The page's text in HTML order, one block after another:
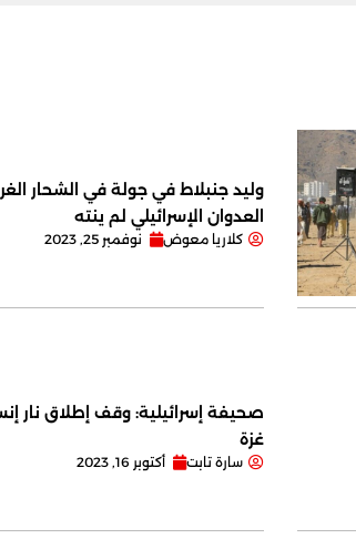
وليد جنبلاط في جولة في الشحار
العدوان الإسرائيلي لم ينته
كلاريا معوض نوفمبر 25, 2023
صحيفة إسرائيلية: وقف إطلاق نار
غزة
سارة تابت أكتوبر 16, 2023